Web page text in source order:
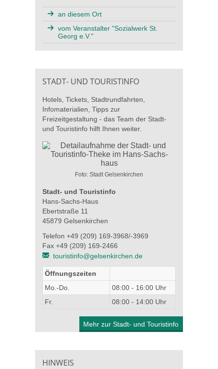
an diesem Ort
vom Veranstalter "Sozialwerk St.
Georg e.V."
STADT- UND TOURISTINFO
Hotels, Tickets, Stadtrundfahrten,
Infomaterialien, Tipps zur
Freizeitgestaltung - das Team der Stadt-
und Touristinfo hilft Ihnen weiter.
Foto: Stadt Gelsenkirchen
Stadt- und Touristinfo
Hans-Sachs-Haus
Ebertstraße 11
45879 Gelsenkirchen
Telefon +49 (209) 169-3968/-3969
Fax +49 (209) 169-2466
touristinfo@gelsenkirchen.de
Öffnungszeiten
Mo.-Do.
08:00 - 16:00 Uhr
Fr.
08:00 - 14:00 Uhr
Mehr zur Stadt- und Touristinfo
HINWEIS